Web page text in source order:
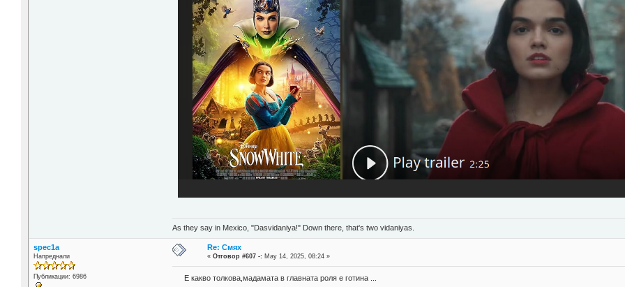
As they say in Mexico, "Dasvidaniya!" Down there, that's two vidaniyas.
spec1a
Напреднали
Публикации: 6986
Re: Смях
«Отговор #607 -: May 14, 2025, 08:24 »
Е какво толкова,мадамата в главната роля е готина ...